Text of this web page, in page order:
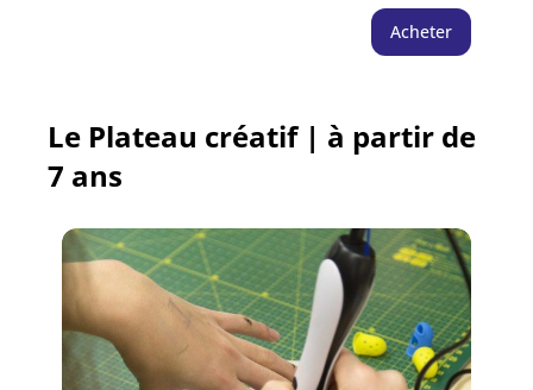
sur l'espace personnel de l'acheteur | Choix des
séances directement depuis l'espace personnel,
encart "abonnement" ou au guichet du Quai des
réservées dans le cadre d'une carte fan ne
peuvent être soumises à un échange.
Acheter
Le Plateau créatif | à partir de
7 ans